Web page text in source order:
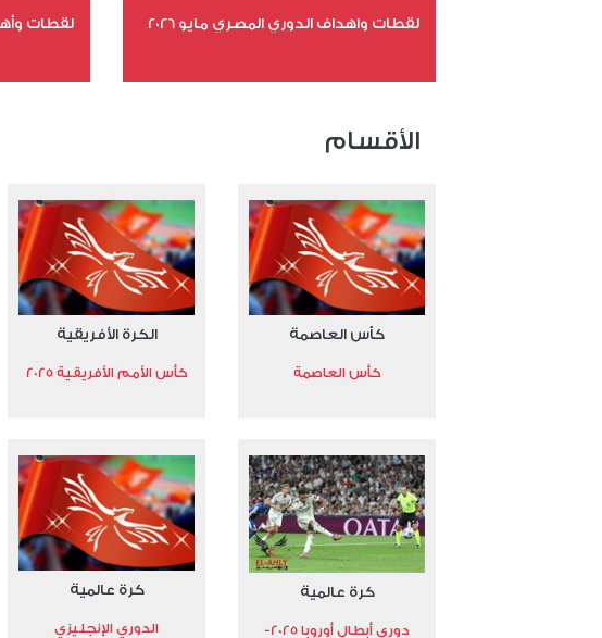
لقطات واهداف الدوري المصري مايو 2026 لقطات
الأقسام
كأس العاصمة
كأس العاصمة
الكرة الأفريقية
كأس الأمم الأفريقية 2025
كرة عالمية
دوري أبطال أوروبا 2025-
كرة عالمية
الدوري الإنجليزي